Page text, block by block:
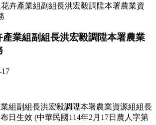
卉產業組副組長洪宏毅調陞本署農業資
業組副組長洪宏毅調陞本署農業
組副組長洪宏毅調陞本署農業資源組組長
日生效 (中華民國114年2月17日農人字第